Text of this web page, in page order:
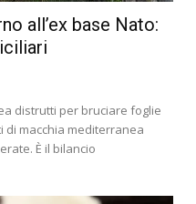
all’ex base Nato:
distrutti per bruciare foglie
di macchia mediterranea
È il bilancio